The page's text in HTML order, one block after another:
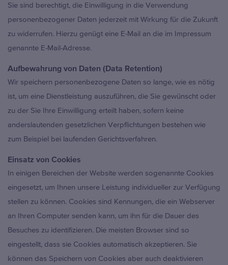
Sie sind berechtigt, die Einwilligung in die Verwendung
personenbezogener Daten jederzeit mit Wirkung für die Zukunft
zu widerrufen. Hierzu genügt eine E-Mail an die im Impressum
genannte E-Mail-Adresse.
Aufbewahrung von Daten (Data Retention)
Wir speichern personenbezogene Daten so lange, wie es nötig
ist, um eine Dienstleistung auszuführen, die Sie gewünscht oder
zu der Sie Ihre Einwilligung erteilt haben, sofern keine
anderslautenden gesetzlichen Verpflichtungen bestehen wie
zum Beispiel bei laufenden Gerichtsverfahren.
Einsatz von Cookies
In einigen Bereichen der Website werden sogenannte Cookies
eingesetzt, um Ihnen unsere Leistung individueller zur Verfügung
stellen zu können. Cookies sind Kennungen, die ein Webserver
an Ihren Computer senden kann, um ihn für die Dauer des
Besuches zu identifizieren. Die meisten Browser sind so
eingestellt, dass sie Cookies automatisch akzeptieren. Sie
können das Speichern von Cookies aber auch deaktivieren